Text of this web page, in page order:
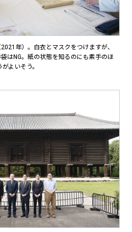
年）。白衣とマスクをつけますが、
はNG。紙の状態を知るのにも素手のほ
がよいそう。